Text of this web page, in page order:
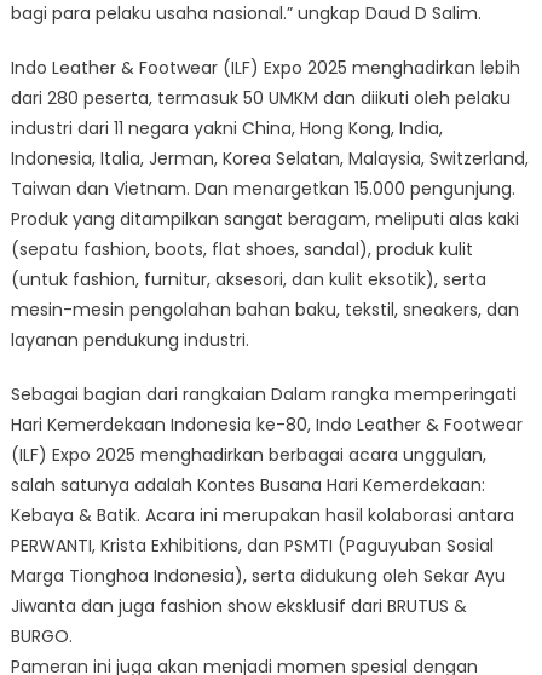
bagi para pelaku usaha nasional.” ungkap Daud D Salim.
Indo Leather & Footwear (ILF) Expo 2025 menghadirkan lebih
dari 280 peserta, termasuk 50 UMKM dan diikuti oleh pelaku
industri dari 11 negara yakni China, Hong Kong, India,
Indonesia, Italia, Jerman, Korea Selatan, Malaysia, Switzerland,
Taiwan dan Vietnam. Dan menargetkan 15.000 pengunjung.
Produk yang ditampilkan sangat beragam, meliputi alas kaki
(sepatu fashion, boots, flat shoes, sandal), produk kulit
(untuk fashion, furnitur, aksesori, dan kulit eksotik), serta
mesin-mesin pengolahan bahan baku, tekstil, sneakers, dan
layanan pendukung industri.
Sebagai bagian dari rangkaian Dalam rangka memperingati
Hari Kemerdekaan Indonesia ke-80, Indo Leather & Footwear
(ILF) Expo 2025 menghadirkan berbagai acara unggulan,
salah satunya adalah Kontes Busana Hari Kemerdekaan:
Kebaya & Batik. Acara ini merupakan hasil kolaborasi antara
PERWANTI, Krista Exhibitions, dan PSMTI (Paguyuban Sosial
Marga Tionghoa Indonesia), serta didukung oleh Sekar Ayu
Jiwanta dan juga fashion show eksklusif dari BRUTUS &
BURGO.
Pameran ini juga akan menjadi momen spesial dengan